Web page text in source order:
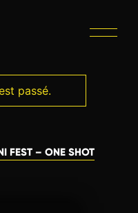
passé.
FEST – ONE SHOT